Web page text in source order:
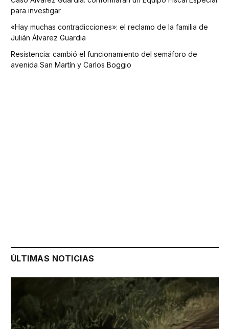
para investigar
«Hay muchas contradicciones»: el reclamo de la familia de
Julián Álvarez Guardia
Resistencia: cambió el funcionamiento del semáforo de
avenida San Martín y Carlos Boggio
ÚLTIMAS NOTICIAS